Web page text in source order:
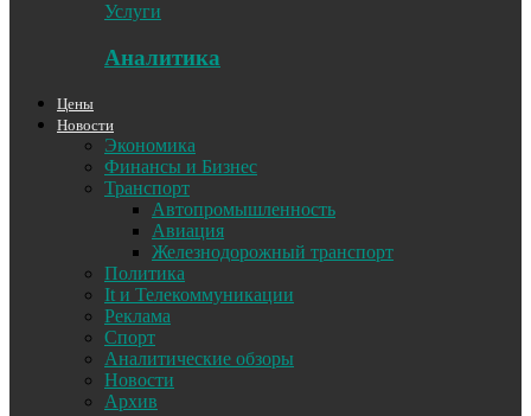
Услуги
Аналитика
Цены
Новости
Экономика
Финансы и Бизнес
Транспорт
Автопромышленность
Авиация
Железнодорожный транспорт
Политика
It и Телекоммуникации
Реклама
Спорт
Аналитические обзоры
Новости
Архив